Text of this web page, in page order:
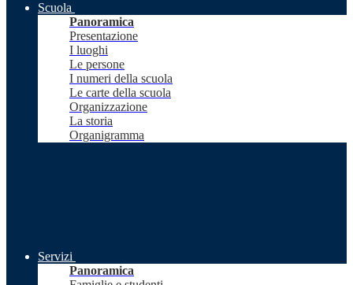
Scuola
Panoramica
Presentazione
I luoghi
Le persone
I numeri della scuola
Le carte della scuola
Organizzazione
La storia
Organigramma
Servizi
Panoramica